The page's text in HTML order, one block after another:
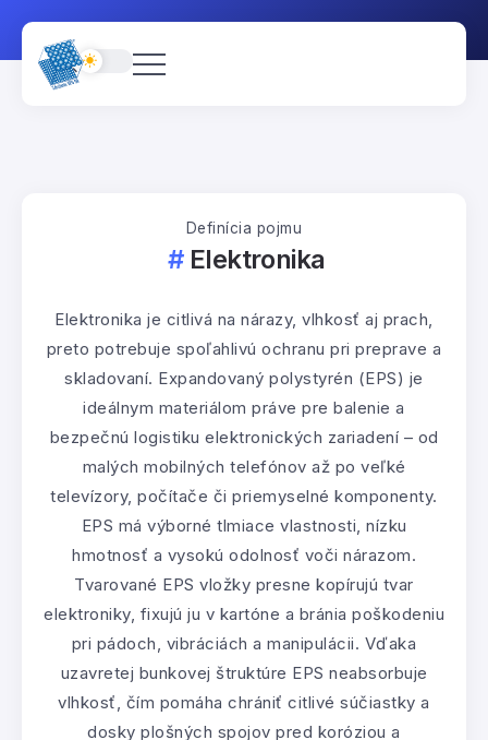
Definícia pojmu
Elektronika
Elektronika je citlivá na nárazy, vlhkosť aj prach,
preto potrebuje spoľahlivú ochranu pri preprave a
skladovaní. Expandovaný polystyrén (EPS) je
ideálnym materiálom práve pre balenie a
bezpečnú logistiku elektronických zariadení – od
malých mobilných telefónov až po veľké
televízory, počítače či priemyselné komponenty.
EPS má výborné tlmiace vlastnosti, nízku
hmotnosť a vysokú odolnosť voči nárazom.
Tvarované EPS vložky presne kopírujú tvar
elektroniky, fixujú ju v kartóne a bránia poškodeniu
pri pádoch, vibráciách a manipulácii. Vďaka
uzavretej bunkovej štruktúre EPS neabsorbuje
vlhkosť, čím pomáha chrániť citlivé súčiastky a
dosky plošných spojov pred koróziou a